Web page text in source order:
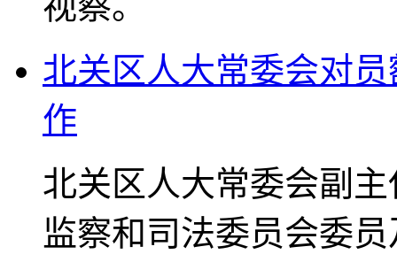
北关区人大常委会对
作
北关区人大常委会副
监察和司法委员会委